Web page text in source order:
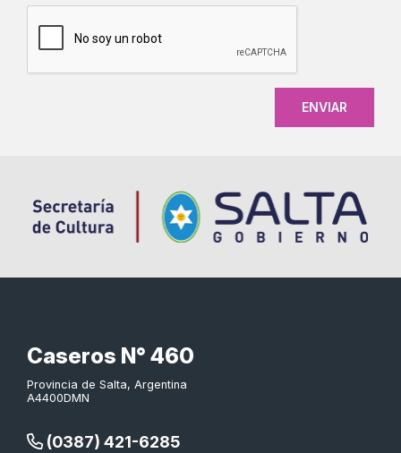
Caseros N° 460
Provincia de Salta, Argentina
A4400DMN
(0387) 421-6285